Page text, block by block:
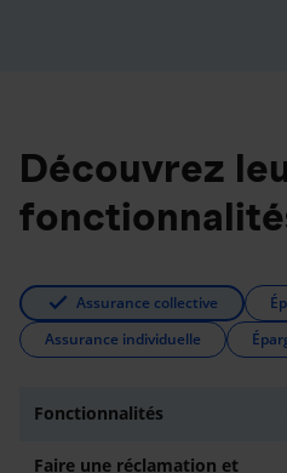
Découvrez
Assurance collective
Assurance individuelle
Fonctionnalités
Faire une réclamation et